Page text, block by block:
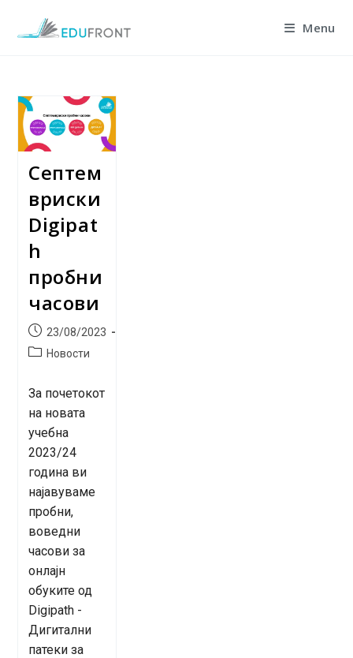
Menu
Септем
вриски
Digipat
h
пробни
часови
Post
published:
23/08/2023
PostНовости
За почетокот
на новата
учебна
2023/24
година ви
најавуваме
пробни,
воведни
часови за
онлајн
обуките од
Digipath -
Дигитални
патеки за